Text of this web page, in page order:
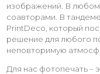
изображений. В любом
соавторами. В
PrintDeco, который
решение для любого
неповторимую
Для нас фотопечать –